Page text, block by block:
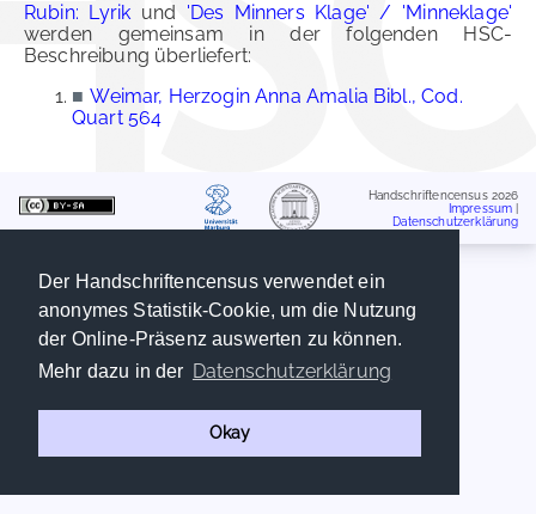
Der Handschriftencensus verwendet ein
anonymes Statistik-Cookie, um die Nutzung
der Online-Präsenz auswerten zu können.
Mehr dazu in der Datenschutzerklärung
Okay
Rubin: Lyrik und 'Des Minners Klage' / 'Minneklage'
werden gemeinsam in der folgenden HSC-
Beschreibung überliefert:
■ Weimar, Herzogin Anna Amalia Bibl., Cod.
Quart 564
Handschriftencensus 2026
Impressum
Datenschutzerklärung